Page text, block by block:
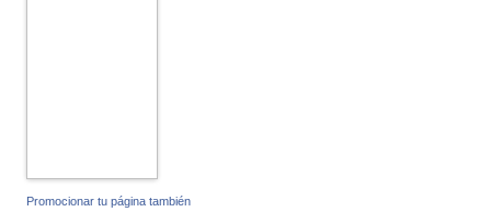
Promocionar tu página también